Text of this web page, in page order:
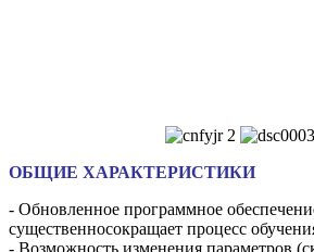
ОБЩИЕ ХАРАКТЕРИСТИКИ
- Обновленное программное
существенносокращает процесс
- Возможность изменения параметров